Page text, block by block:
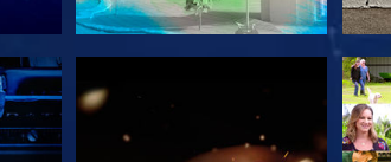
UTFORSK SERIEN